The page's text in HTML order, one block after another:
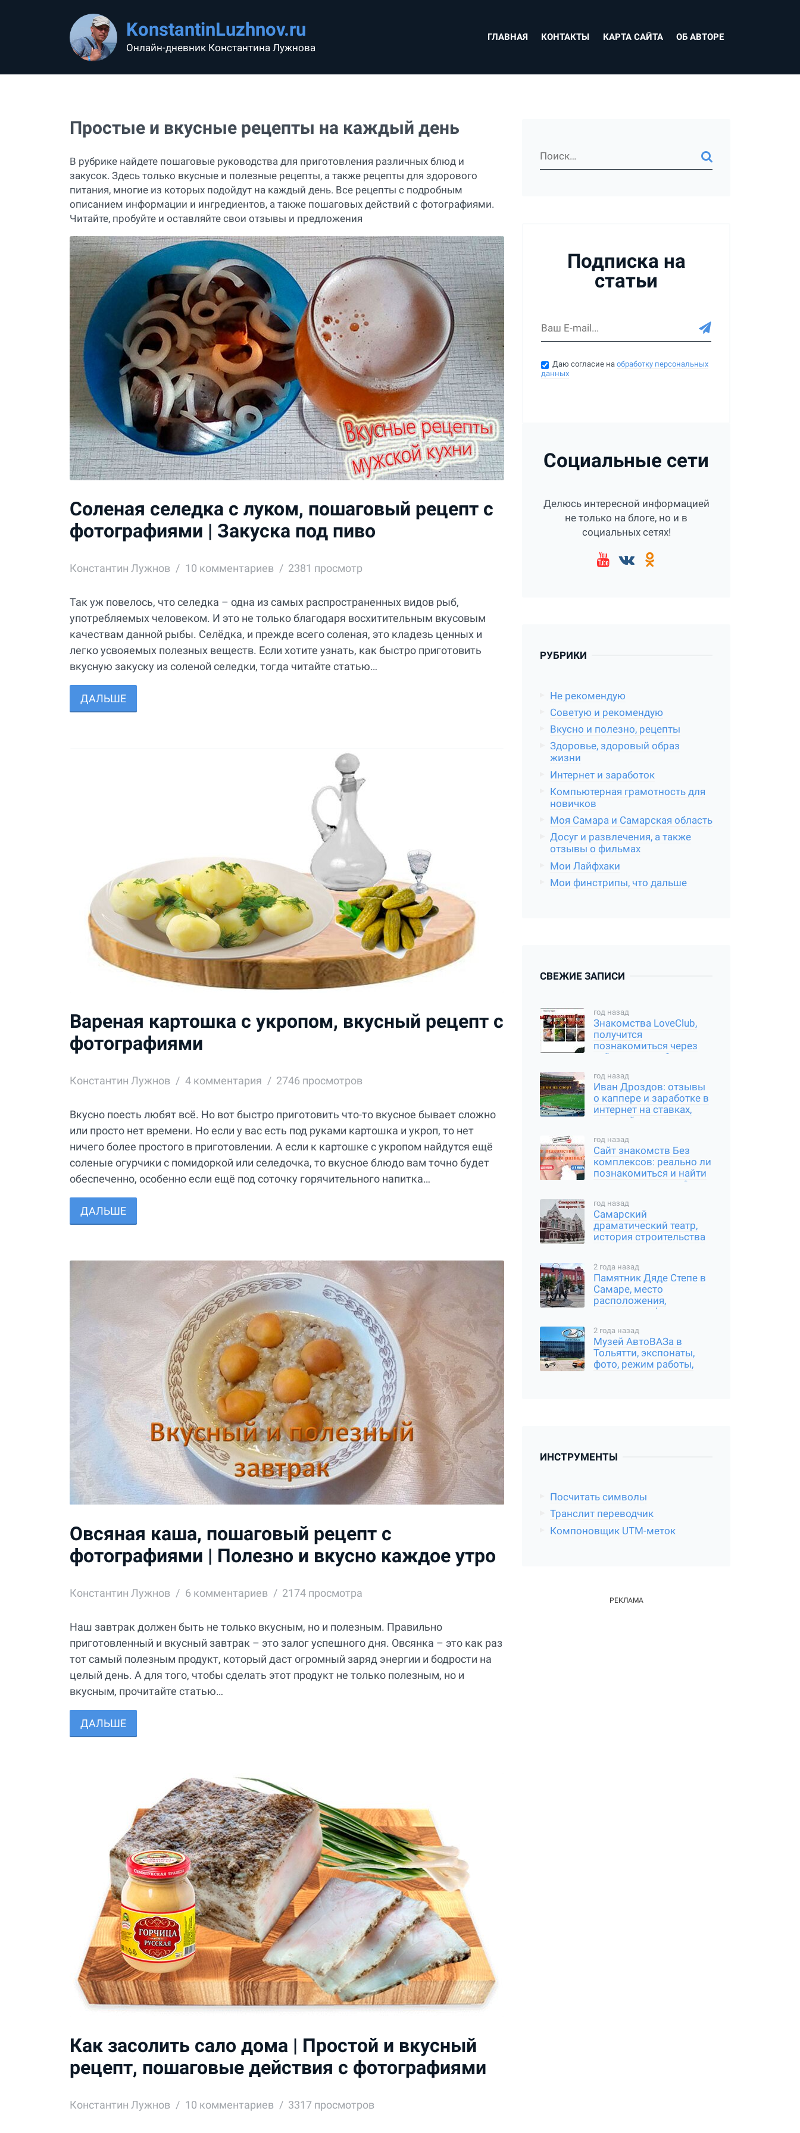
KonstantinLuzhnov.ru
Онлайн-дневник Константина Лужнова
ГЛАВНАЯ КОНТАКТЫ КАРТА САЙТА ОБ АВТОРЕ
Простые и вкусные рецепты на каждый день
В рубрике найдете пошаговые руководства для приготовления различных блюд и
закусок. Здесь только вкусные и полезные рецепты, а также рецепты для здорового
питания, многие из которых подойдут на каждый день. Все рецепты с подробным
описанием информации и ингредиентов, а также пошаговых действий с фотографиями.
Читайте, пробуйте и оставляйте свои отзывы и предложения
Соленая селедка с луком, пошаговый рецепт с
фотографиями | Закуска под пиво
Константин Лужнов 10 комментариев 2381 просмотр
Так уж повелось, что селедка – одна из самых распространенных видов рыб,
употребляемых человеком. И это не только благодаря восхитительным вкусовым
качествам данной рыбы. Селёдка, и прежде всего соленая, это кладезь ценных и
легко усвояемых полезных веществ. Если хотите узнать, как быстро приготовить
вкусную закуску из соленой селедки, тогда читайте статью…
ДАЛЬШЕ
Вареная картошка с укропом, вкусный рецепт с
фотографиями
Константин Лужнов 4комментария 2746 просмотров
Вкусно поесть любят всё. Но вот быстро приготовить что-то вкусное бывает сложно
или просто нет времени. Но если у вас есть под руками картошка и укроп, то нет
ничего более простого в приготовлении. А если к картошке с укропом найдутся ещё
соленые огурчики с помидоркой или селедочка, то вкусное блюдо вам точно будет
обеспеченно, особенно если ещё под соточку горячительного напитка…
ДАЛЬШЕ
Овсяная каша, пошаговый рецепт с
фотографиями | Полезно и вкусно каждое утро
Константин Лужнов 6 комментариев 2174 просмотра
Наш завтрак должен быть не только вкусным, но и полезным. Правильно
приготовленный и вкусный завтрак – это залог успешного дня. Овсянка – это как раз
тот самый полезным продукт, который даст огромный заряд энергии и бодрости на
целый день. А для того, чтобы сделать этот продукт не только полезным, но и
вкусным, прочитайте статью…
ДАЛЬШЕ
Как засолить сало дома | Простой и вкусный
рецепт, пошаговые действия с фотографиями
Константин Лужнов 10 комментариев 3317 просмотров
Подписка на
статьи
Даю согласие наобработку персональных
данных
Социальные сети
Делюсь интересной информацией
не только на блоге, но и в
социальных сетях!
РУБРИКИ
Не рекомендую
Советую и рекомендую
Вкусно и полезно, рецепты
Здоровье, здоровый образ
жизни
Интернет и заработок
Компьютерная грамотность для
новичков
Моя Самара и Самарская область
Досуг и развлечения, а также
отзывы о фильмах
Мои Лайфхаки
Мои финстрипы, что дальше
СВЕЖИЕ ЗАПИСИ
год назад
Знакомства LoveClub,
получится
познакомиться через
сайт или нет, обзор
год назад
Иван Дроздов: отзывы
о каппере и заработке в
интернет на ставках,
который он предлагает
год назад
Сайт знакомств Без
комплексов: реально ли
познакомиться и найти
вторую половинку?
год назад
Самарский
драматический театр,
история строительства
2 года назад
Памятник Дяде Степе в
Самаре, место
расположения,
интересные факты
2 года назад
Музей АвтоВАЗа в
Тольятти, экспонаты,
фото, режим работы,
ИНСТРУМЕНТЫ
Посчитать символы
Транслит переводчик
Компоновщик UTM-меток